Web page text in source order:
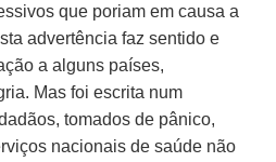
que poriam em causa a
advertência faz sentido e
a alguns países,
Mas foi escrita num
tomados de pânico,
nacionais de saúde não